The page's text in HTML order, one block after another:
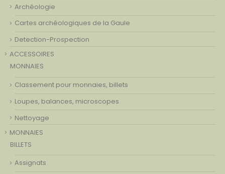
Archéologie
Cartes archéologiques de la Gaule
Detection-Prospection
ACCESSOIRES
MONNAIES
Classement pour monnaies, billets
Loupes, balances, microscopes
Nettoyage
MONNAIES
BILLETS
Assignats